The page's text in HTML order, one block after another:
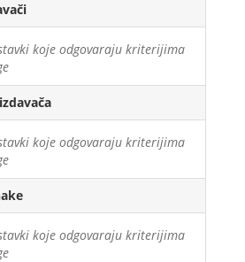
koje odgovaraju kriterijima
koje odgovaraju kriterijima
koje odgovaraju kriterijima